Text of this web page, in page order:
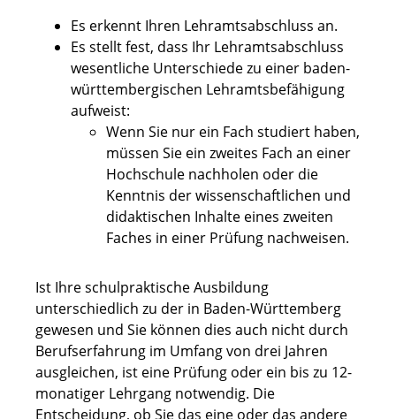
Es erkennt Ihren Lehramtsabschluss an.
Es stellt fest, dass Ihr Lehramtsabschluss
wesentliche Unterschiede zu einer baden-
württembergischen Lehramtsbefähigung
aufweist:
Wenn Sie nur ein Fach studiert haben,
müssen Sie ein zweites Fach an einer
Hochschule nachholen oder die
Kenntnis der wissenschaftlichen und
didaktischen Inhalte eines zweiten
Faches in einer Prüfung nachweisen.
Ist Ihre schulpraktische Ausbildung
unterschiedlich zu der in Baden-Württemberg
gewesen und Sie können dies auch nicht durch
Berufserfahrung im Umfang von drei Jahren
ausgleichen, ist eine Prüfung oder ein bis zu 12-
monatiger Lehrgang notwendig. Die
Entscheidung, ob Sie das eine oder das andere